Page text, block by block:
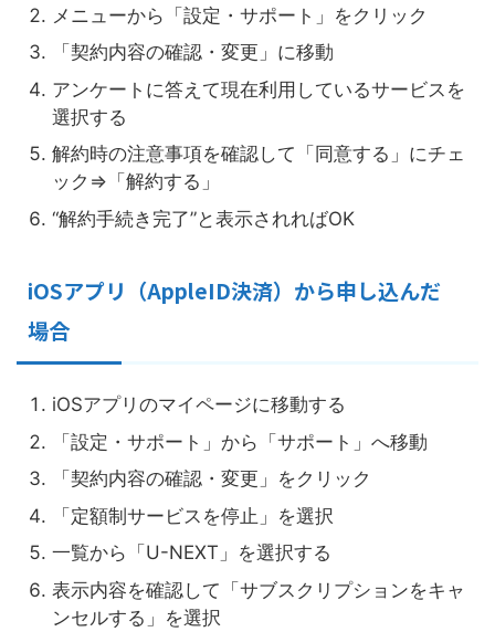
メニューから「設定・サポート」をクリック
「契約内容の確認・変更」に移動
アンケートに答えて現在利用しているサービスを
選択する
解約時の注意事項を確認して「同意する」にチェ
ック⇒「解約する」
“解約手続き完了”と表示されればOK
iOSアプリ（AppleID決済）から申し込んだ
場合
iOSアプリのマイページに移動する
「設定・サポート」から「サポート」へ移動
「契約内容の確認・変更」をクリック
「定額制サービスを停止」を選択
一覧から「U-NEXT」を選択する
表示内容を確認して「サブスクリプションをキャ
ンセルする」を選択